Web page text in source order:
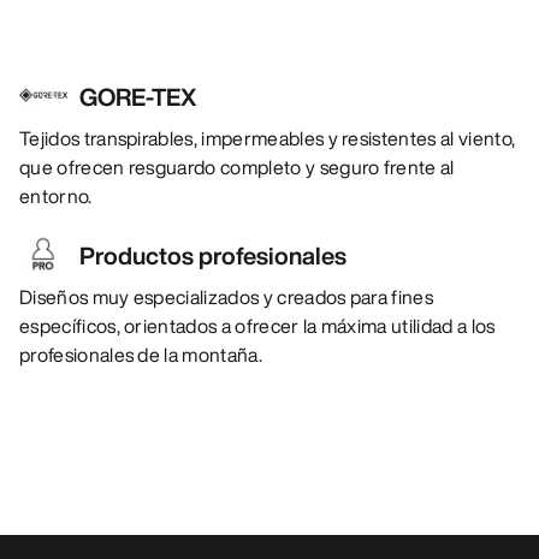
GORE-TEX
Tejidos transpirables, impermeables y resistentes al viento,
que ofrecen resguardo completo y seguro frente al
entorno.
Productos profesionales
Diseños muy especializados y creados para fines
específicos, orientados a ofrecer la máxima utilidad a los
profesionales de la montaña.